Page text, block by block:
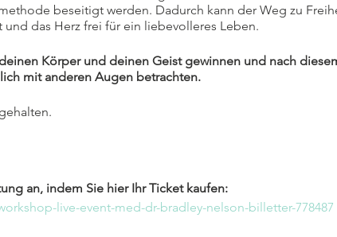
beseitigt werden. Dadurch kann der Weg zu
das Herz frei für ein liebevolleres Leben.
Körper und deinen Geist gewinnen und nach
mit anderen Augen betrachten.
an, indem Sie hier Ihr Ticket kaufen:
live-event-med-dr-bradley-nelson-billetter-778487